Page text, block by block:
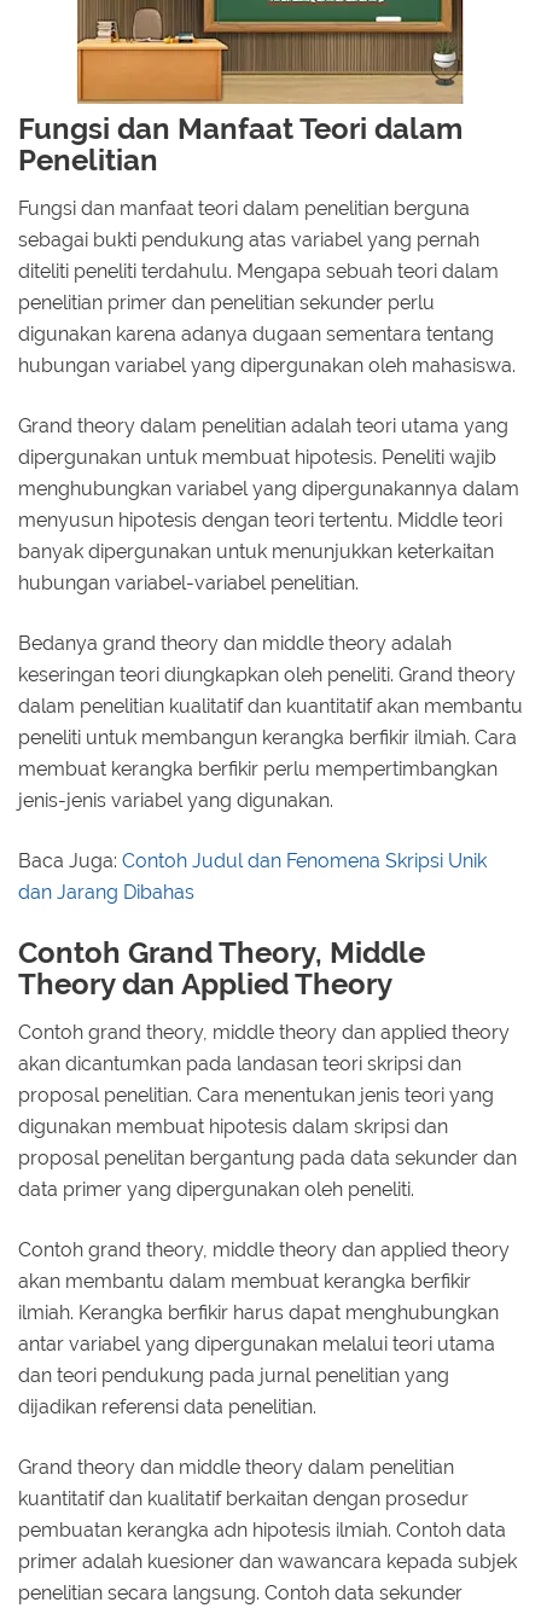
Fungsi dan Manfaat Teori dalam
Penelitian
Fungsi dan manfaat teori dalam penelitian berguna
sebagai bukti pendukung atas variabel yang pernah
diteliti peneliti terdahulu. Mengapa sebuah teori dalam
penelitian primer dan penelitian sekunder perlu
digunakan karena adanya dugaan sementara tentang
hubungan variabel yang dipergunakan oleh mahasiswa.
Grand theory dalam penelitian adalah teori utama yang
dipergunakan untuk membuat hipotesis. Peneliti wajib
menghubungkan variabel yang dipergunakannya dalam
menyusun hipotesis dengan teori tertentu. Middle teori
banyak dipergunakan untuk menunjukkan keterkaitan
hubungan variabel-variabel penelitian.
Bedanya grand theory dan middle theory adalah
keseringan teori diungkapkan oleh peneliti. Grand theory
dalam penelitian kualitatif dan kuantitatif akan membantu
peneliti untuk membangun kerangka berfikir ilmiah. Cara
membuat kerangka berfikir perlu mempertimbangkan
jenis-jenis variabel yang digunakan.
Baca Juga: Contoh Judul dan Fenomena Skripsi Unik
dan Jarang Dibahas
Contoh Grand Theory, Middle
Theory dan Applied Theory
Contoh grand theory, middle theory dan applied theory
akan dicantumkan pada landasan teori skripsi dan
proposal penelitian. Cara menentukan jenis teori yang
digunakan membuat hipotesis dalam skripsi dan
proposal penelitan bergantung pada data sekunder dan
data primer yang dipergunakan oleh peneliti.
Contoh grand theory, middle theory dan applied theory
akan membantu dalam membuat kerangka berfikir
ilmiah. Kerangka berfikir harus dapat menghubungkan
antar variabel yang dipergunakan melalui teori utama
dan teori pendukung pada jurnal penelitian yang
dijadikan referensi data penelitian.
Grand theory dan middle theory dalam penelitian
kuantitatif dan kualitatif berkaitan dengan prosedur
pembuatan kerangka adn hipotesis ilmiah. Contoh data
primer adalah kuesioner dan wawancara kepada subjek
penelitian secara langsung. Contoh data sekunder